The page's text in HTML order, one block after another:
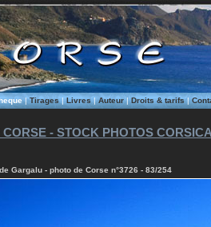
|Tirages|Livres|Auteur|Droits & tarifs|
- STOCK PHOTOS CORSICA
Gargalu - photo de Corse n°3726 - 83/254